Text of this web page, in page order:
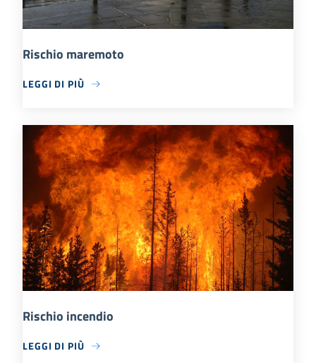
Rischio maremoto
LEGGI DI PIÙ
Rischio incendio
LEGGI DI PIÙ